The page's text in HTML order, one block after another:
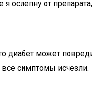
ослепну от
диабет может
симптомы исчезли.